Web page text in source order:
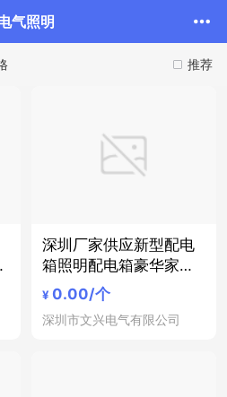
气照明
推荐
深圳厂家供应新型配电
箱照明配电箱豪华家用
住宅电表箱电气接线箱
¥ 0.00/个
深圳市文兴电气有限公司